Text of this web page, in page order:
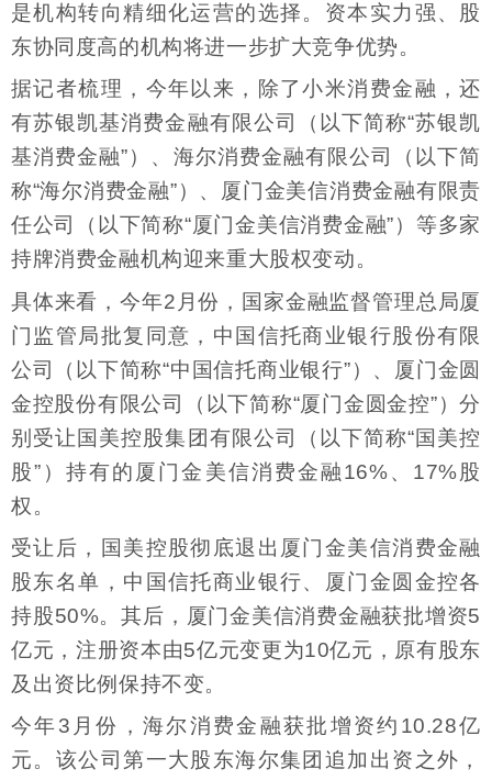
是机构转向精细化运营的选择。资本实力强、股
东协同度高的机构将进一步扩大竞争优势。
据记者梳理，今年以来，除了小米消费金融，还
有苏银凯基消费金融有限公司（以下简称“苏银凯
基消费金融”）、海尔消费金融有限公司（以下简
称“海尔消费金融”）、厦门金美信消费金融有限责
任公司（以下简称“厦门金美信消费金融”）等多家
持牌消费金融机构迎来重大股权变动。
具体来看，今年2月份，国家金融监督管理总局厦
门监管局批复同意，中国信托商业银行股份有限
公司（以下简称“中国信托商业银行”）、厦门金圆
金控股份有限公司（以下简称“厦门金圆金控”）分
别受让国美控股集团有限公司（以下简称“国美控
股”）持有的厦门金美信消费金融16%、17%股
权。
受让后，国美控股彻底退出厦门金美信消费金融
股东名单，中国信托商业银行、厦门金圆金控各
持股50%。其后，厦门金美信消费金融获批增资5
亿元，注册资本由5亿元变更为10亿元，原有股东
及出资比例保持不变。
今年3月份，海尔消费金融获批增资约10.28亿
元。该公司第一大股东海尔集团追加出资之外，